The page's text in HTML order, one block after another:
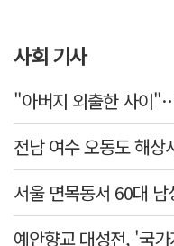
사회 기사
예안향교 대성전, '국